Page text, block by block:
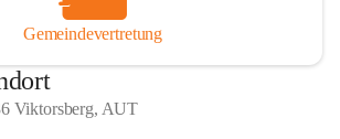
Gemeindevertretung
Viktorsberg, AUT